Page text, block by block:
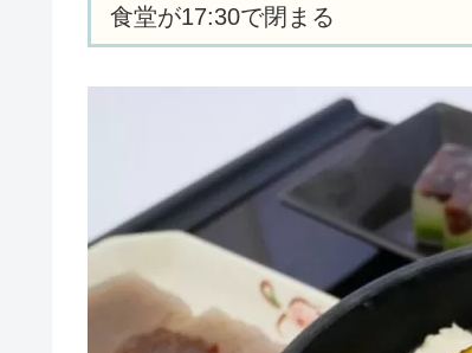
食堂が17:30で閉まる